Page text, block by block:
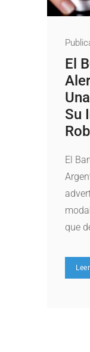
El
Su
El
que